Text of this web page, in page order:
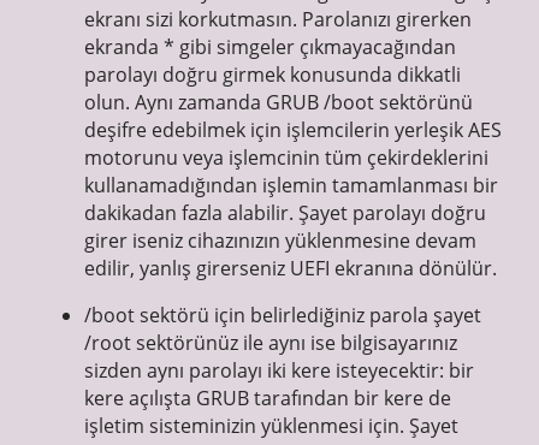
ekranı sizi korkutmasın. Parolanızı girerken
ekranda * gibi simgeler çıkmayacağından
parolayı doğru girmek konusunda dikkatli
olun. Aynı zamanda GRUB /boot sektörünü
deşifre edebilmek için işlemcilerin yerleşik AES
motorunu veya işlemcinin tüm çekirdeklerini
kullanamadığından işlemin tamamlanması bir
dakikadan fazla alabilir. Şayet parolayı doğru
girer iseniz cihazınızın yüklenmesine devam
edilir, yanlış girerseniz UEFI ekranına dönülür.
/boot sektörü için belirlediğiniz parola şayet
/root sektörünüz ile aynı ise bilgisayarınız
sizden aynı parolayı iki kere isteyecektir: bir
kere açılışta GRUB tarafından bir kere de
işletim sisteminizin yüklenmesi için. Şayet